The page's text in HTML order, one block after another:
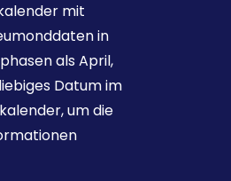
mit
in
als April,
Datum im
um die